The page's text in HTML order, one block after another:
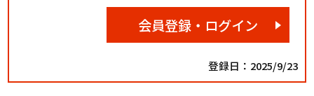
会員登録・ログイン
登録日：2025/9/23